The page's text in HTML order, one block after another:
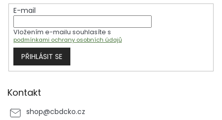
E-mail
Vložením e-mailu souhlasíte s
podmínkami ochrany osobních údajů
PŘIHLÁSIT SE
Kontakt
shop@cbdcko.cz